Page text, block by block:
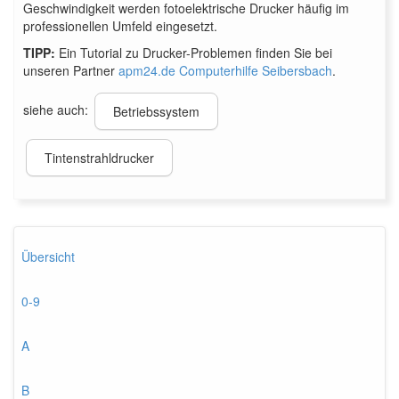
Geschwindigkeit werden fotoelektrische Drucker häufig im
professionellen Umfeld eingesetzt.
TIPP: Ein Tutorial zu Drucker-Problemen finden Sie bei
unseren Partner apm24.de Computerhilfe Seibersbach.
siehe auch: Betriebssystem
Tintenstrahldrucker
Übersicht
0-9
A
B